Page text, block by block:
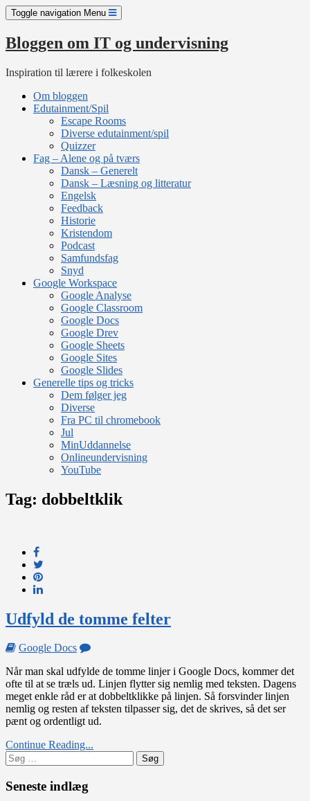
Skip
to
content
Toggle navigation Menu
Bloggen om IT og undervisning
Inspiration til lærere i folkeskolen
Om bloggen
Edutainment/Spil
Escape Rooms
Diverse edutainment/spil
Quizzer
Fag – Alene og på tværs
Dansk – Generelt
Dansk – Læsning og litteratur
Engelsk
Feedback
Historie
Kristendom
Podcast
Samfundsfag
Snyd
Google Workspace
Google Analyse
Google Classroom
Google Docs
Google Drev
Google Sheets
Google Sites
Google Slides
Generelle tips og tricks
Dem følger jeg
Diverse
Fra PC til chromebook
Jul
MinUddannelse
Onlineundervisning
YouTube
Tag: dobbeltklik
Udfyld de tomme felter
Google Docs
on
de
tomme
felter
Når man skal udfylde de tomme linjer i Google Docs, kommer det
ofte til at se træls ud. Linjen flytter sig nemlig med teksten. Dagens
meget enkle råd er at dobbeltklikke på linjen. Så forsvinder linjen
nemlig og resten af teksten tilpasser sig, det de skrives, så det ser
pænt og ordentligt ud.
Continue Reading...
Søg
efter:
Seneste indlæg